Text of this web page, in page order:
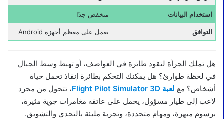
استخدام البيانات منخفض جدًا
التوافق يعمل على معظم أجهزة Android
هل تملك الجرأة لتقود طائرة في العواصف، أو تهبط وسط الجبال
في لحظة طوارئ؟ هل يمكنك التحكم بطائرة إنقاذ تحمل حياة
أشخاص؟ مع لعبة Flight Pilot Simulator 3D
، تتحول من مجرد
لاعب إلى طيار مسؤول، يحمل على عاتقه مغامرات جوية مثيرة،
برسوم مبهرة، ومهام متجددة، وتجربة مليئة بالتحدي والتشويق.